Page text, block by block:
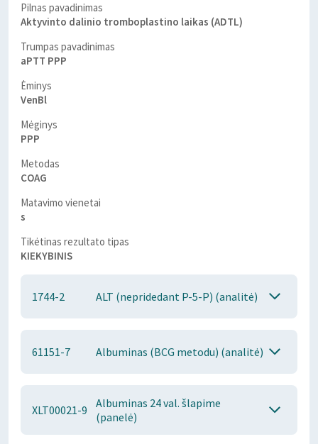
Pilnas pavadinimas
Aktyvinto dalinio tromboplastino laikas (ADTL)
Trumpas pavadinimas
aPTT PPP
Ėminys
VenBl
Mėginys
PPP
Metodas
COAG
Matavimo vienetai
s
Tikėtinas rezultato tipas
KIEKYBINIS
1744-2 ALT (nepridedant P-5-P) (analitė)
61151-7 Albuminas (BCG metodu) (analitė)
XLT00021-9
Albuminas 24 val. šlapime
(panelė)